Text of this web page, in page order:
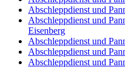
Abschleppdienst und
Abschleppdienst und
Eisenberg
Abschleppdienst und
Abschleppdienst und
Abschleppdienst und